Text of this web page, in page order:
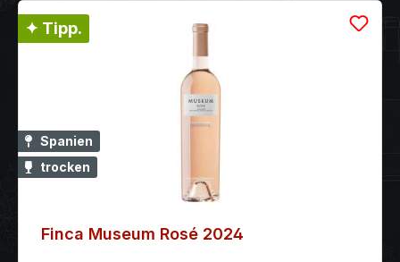
✦ Tipp.
Spanien
trocken
Finca Museum Rosé 2024